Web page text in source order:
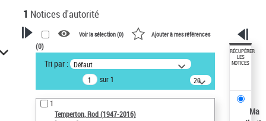
1 Notices d'autorité
VOTRE RECHERCHE
Recherche avancée dans les
notices d’autorité
Œuvres liées à l'auteur :
Temperton, Rod (1947-2016)
Voir la sélection (0) Ajouter à mes références
(0)
Tri par : Défaut
sur 1
20
résultats/page
1
Temperton, Rod (1947-2016)
RÉCUPÉRER
LES
NOTICES
Ma